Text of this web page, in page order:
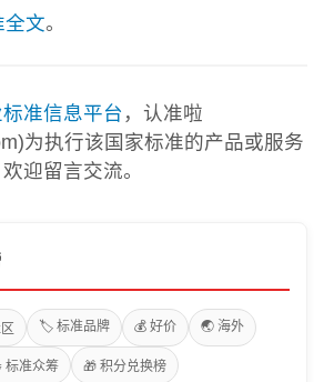
全文。
准信息平台 ，认准啦
为执行该国家标准的产品或服务
欢迎留言交流。
🏷️ 标准品牌 💰 好价 🌏 海外
标准众筹 🎁 积分兑换榜